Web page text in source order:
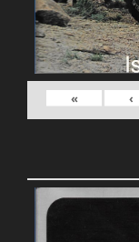
›
»